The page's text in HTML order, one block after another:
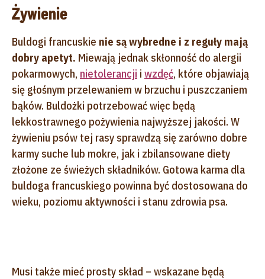
Żywienie
Buldogi francuskie nie są wybredne i z reguły mają
dobry apetyt. Miewają jednak skłonność do alergii
pokarmowych, nietolerancji i wzdęć, które objawiają
się głośnym przelewaniem w brzuchu i puszczaniem
bąków. Buldożki potrzebować więc będą
lekkostrawnego pożywienia najwyższej jakości. W
żywieniu psów tej rasy sprawdzą się zarówno dobre
karmy suche lub mokre, jak i zbilansowane diety
złożone ze świeżych składników. Gotowa karma dla
buldoga francuskiego powinna być dostosowana do
wieku, poziomu aktywności i stanu zdrowia psa.
Musi także mieć prosty skład – wskazane będą